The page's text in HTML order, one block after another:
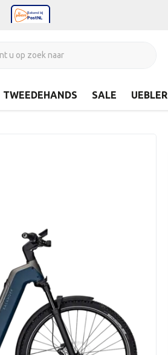
TWEEDEHANDS SALE UEBLER